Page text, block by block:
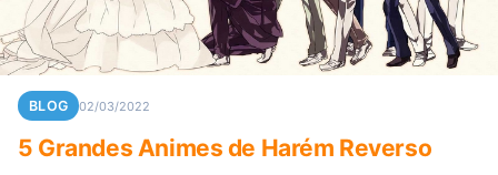
BLOG 02/03/2022
5 Grandes Animes de Harém Reverso